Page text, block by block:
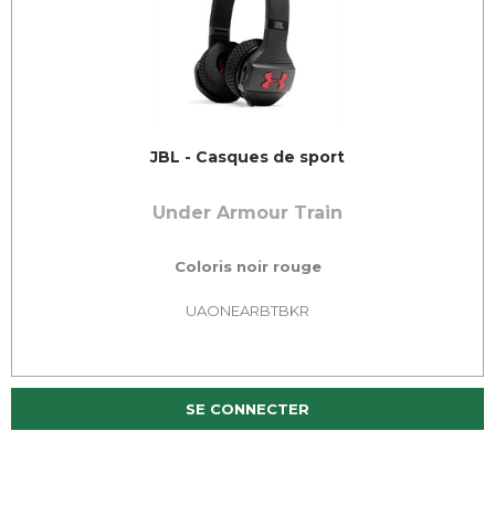
JBL - Casques de sport
Under Armour Train
Coloris noir rouge
UAONEARBTBKR
SE CONNECTER